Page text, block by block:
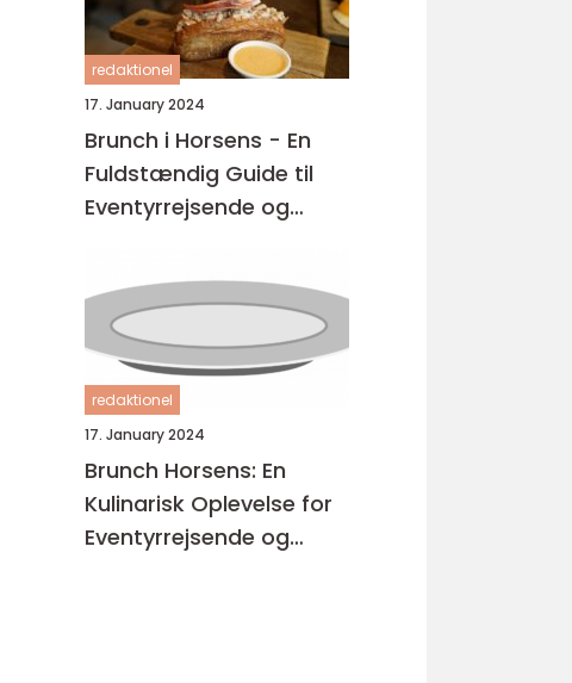
redaktionel
17. January 2024
Brunch i Horsens - En
Fuldstændig Guide til
Eventyrrejsende og
redaktionel
17. January 2024
Brunch Horsens: En
Kulinarisk Oplevelse for
Eventyrrejsende og